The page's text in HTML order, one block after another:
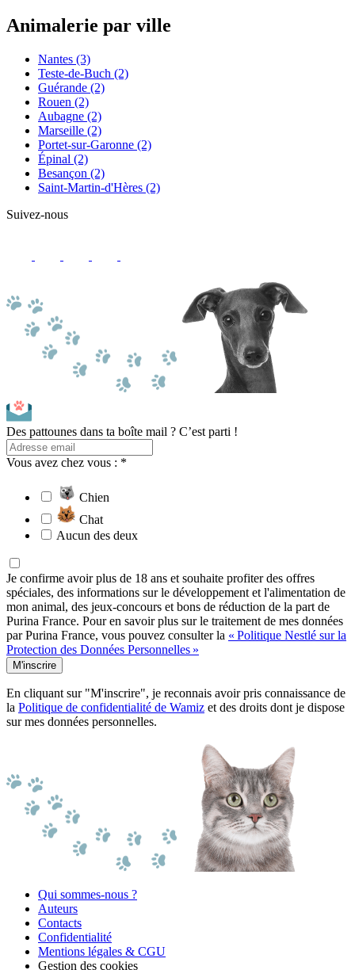
Animalerie par ville
Nantes (3)
Teste-de-Buch (2)
Guérande (2)
Rouen (2)
Aubagne (2)
Marseille (2)
Portet-sur-Garonne (2)
Épinal (2)
Besançon (2)
Saint-Martin-d'Hères (2)
Suivez-nous
Des pattounes dans ta boîte mail ? C’est parti !
Vous avez chez vous : *
Chien
Chat
Aucun des deux
Je confirme avoir plus de 18 ans et souhaite profiter des offres
spéciales, des informations sur le développement et l'alimentation de
mon animal, des jeux-concours et bons de réduction de la part de
Purina France. Pour en savoir plus sur le traitement de mes données
par Purina France, vous pouvez consulter la « Politique Nestlé sur la
Protection des Données Personnelles »
M'inscrire
En cliquant sur "M'inscrire", je reconnais avoir pris connaissance de
la Politique de confidentialité de Wamiz et des droits dont je dispose
sur mes données personnelles.
Qui sommes-nous ?
Auteurs
Contacts
Confidentialité
Mentions légales & CGU
Gestion des cookies